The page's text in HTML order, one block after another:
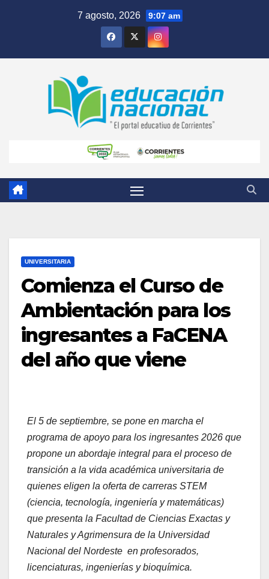
7 agosto, 2026 9:07 am
UNIVERSITARIA
Comienza el Curso de
Ambientación para los
ingresantes a FaCENA
del año que viene
El 5 de septiembre, se pone en marcha el
programa de apoyo para los ingresantes 2026 que
propone un abordaje integral para el proceso de
transición a la vida académica universitaria de
quienes eligen la oferta de carreras STEM
(ciencia, tecnología, ingeniería y matemáticas)
que presenta la Facultad de Ciencias Exactas y
Naturales y Agrimensura de la Universidad
Nacional del Nordeste en profesorados,
licenciaturas, ingenierías y bioquímica.